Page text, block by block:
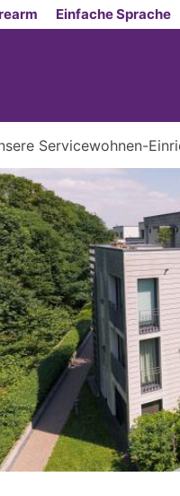
Einfache Sprache
Servicewohnen-